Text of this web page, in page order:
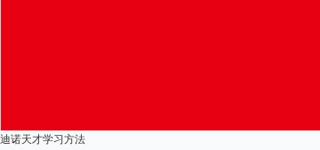
迪诺天才学习方法